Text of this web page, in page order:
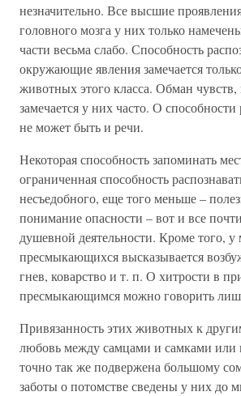
незначительно. Все высшие
головного мозга у них только
части весьма слабо. Способность
окружающие явления замечается
животных этого класса. Обман чувств,
замечается у них часто. О способности
не может быть и речи.
Некоторая способность запоминать
ограниченная способность
несъедобного, еще того меньше –
понимание опасности – вот и все
душевной деятельности. Кроме того, у
пресмыкающихся высказывается
гнев, коварство и т. п. О хитрости в
пресмыкающимся можно говорить
Привязанность этих животных к
любовь между самцами и самками или
точно так же подвержена большому
заботы о потомстве сведены у них до